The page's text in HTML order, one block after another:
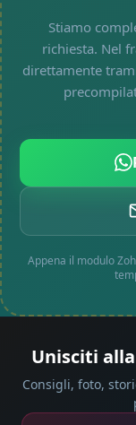
Stiamo
richiesta. Nel
direttamente
Appena il modulo
Unisciti alla
Consigli, foto,